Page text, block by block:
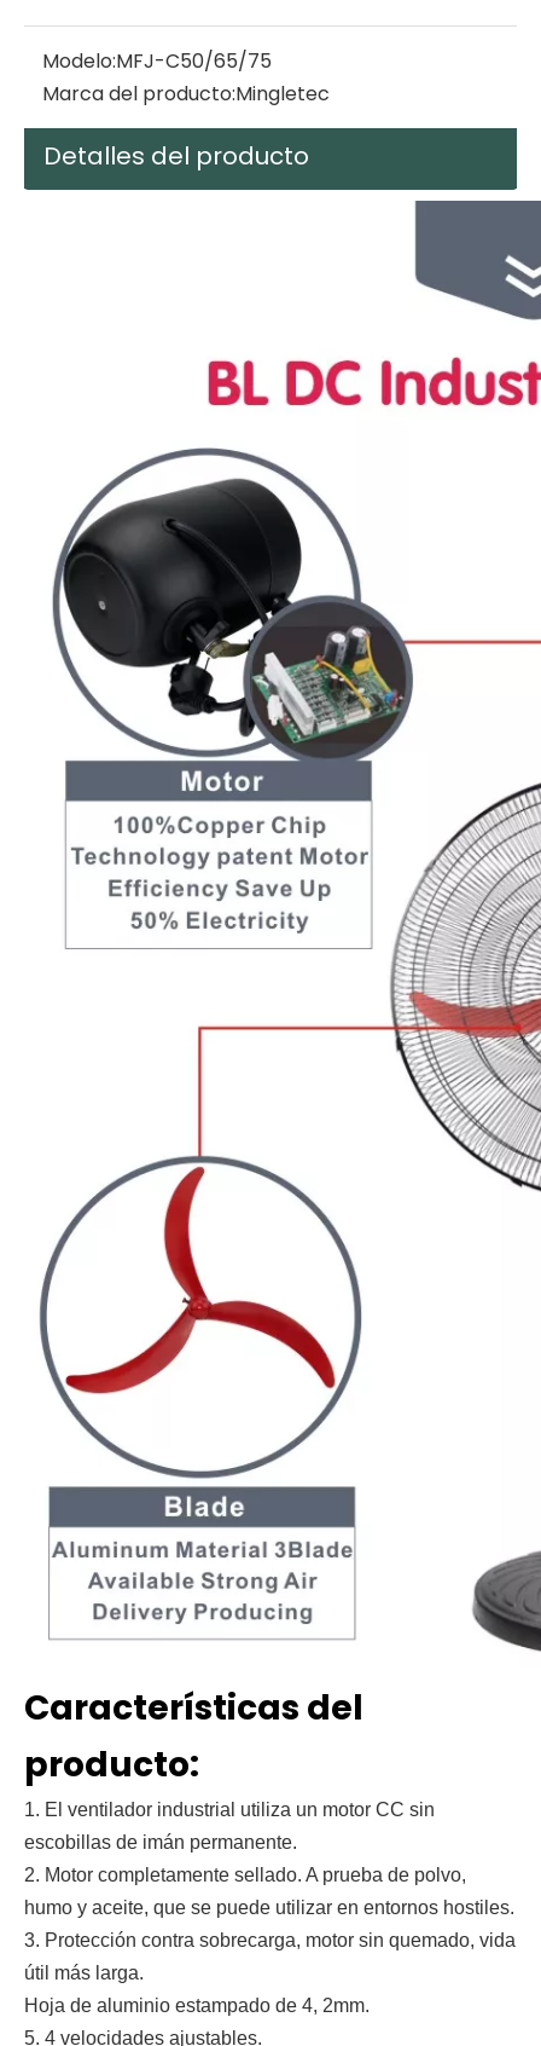
Modelo:MFJ-C50/65/75
Marca del producto:Mingletec
Detalles del producto
Características del
producto:
1. El ventilador industrial utiliza un motor CC sin
escobillas de imán permanente.
2. Motor completamente sellado. A prueba de polvo,
humo y aceite, que se puede utilizar en entornos hostiles.
3. Protección contra sobrecarga, motor sin quemado, vida
útil más larga.
Hoja de aluminio estampado de 4, 2mm.
5. 4 velocidades ajustables.